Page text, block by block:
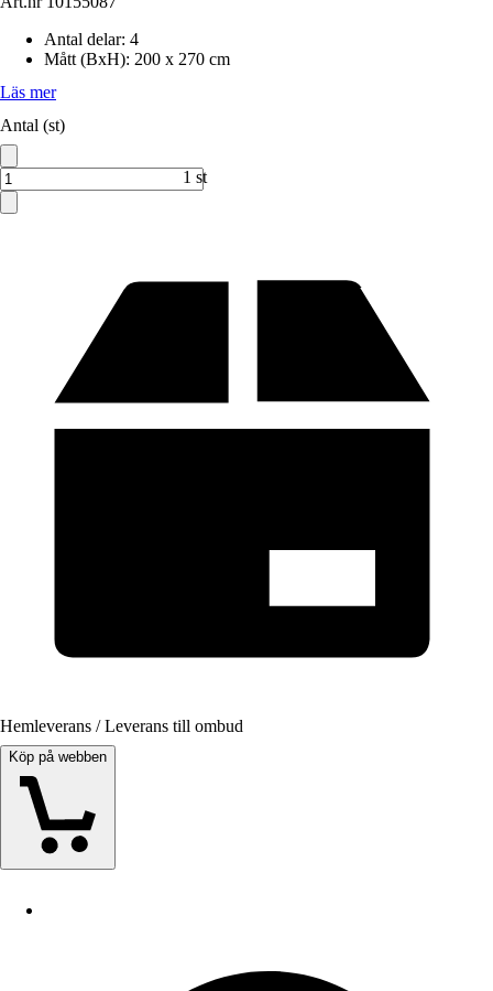
Antal delar: 4
Mått (BxH): 200 x 270 cm
Läs mer
Antal (st)
1 st
Hemleverans / Leverans till ombud
Köp på webben